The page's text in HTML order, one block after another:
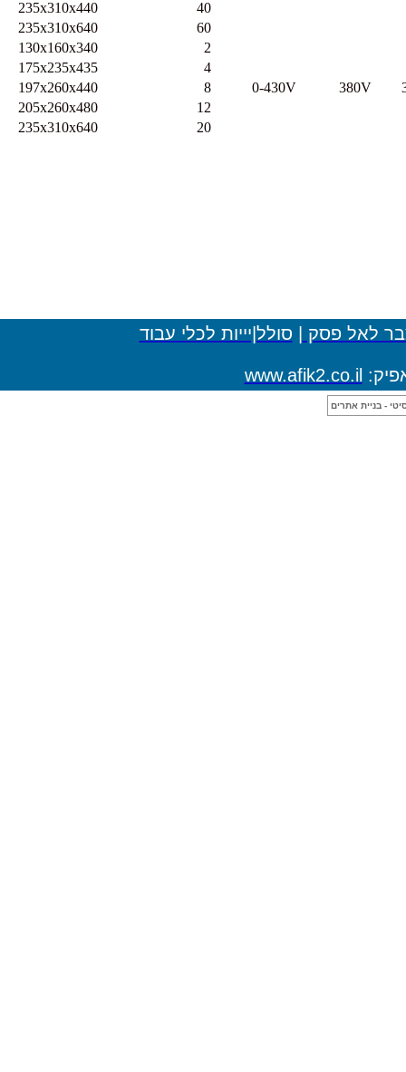
235x310x440
33.1
235x310x640
54.1
0-
130x160x340
9.5
175x235x435
17.5
197x260x440
24.3
205x260x480
32.7
235x310x640
51.5
סולל|יייות לכלי עבוד